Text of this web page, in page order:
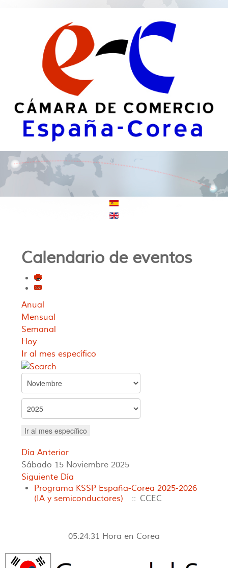
Calendario de eventos
Anual
Mensual
Semanal
Hoy
Ir al mes específico
Ir al mes específico
Día Anterior
Sábado 15 Noviembre 2025
Siguiente Día
Programa KSSP España-Corea 2025-2026
(IA y semiconductores)
:: CCEC
05:24:31 Hora en Corea